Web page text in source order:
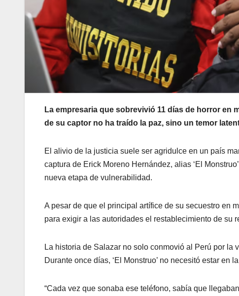
La empresaria que sobrevivió 11 días de horror en
de su captor no ha traído la paz, sino un temor
El alivio de la justicia suele ser agridulce en un país
captura de Erick Moreno Hernández, alias ‘El
nueva etapa de vulnerabilidad.
A pesar de que el principal artífice de su secuestro en
para exigir a las autoridades el restablecimiento de su
La historia de Salazar no solo conmovió al Perú por
Durante once días, ‘El Monstruo’ no necesitó estar
“Cada vez que sonaba ese teléfono, sabía que